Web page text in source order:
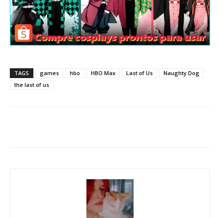
TAGS games hbo HBO Max Last of Us
Naughty Dog
the last of us